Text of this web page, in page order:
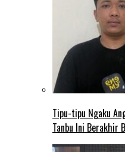
Tipu-tipu Ngaku
Tanbu Ini Berakhir